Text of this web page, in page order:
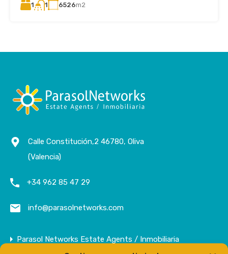
1 1 6526m2
Calle Constitución,2 46780, Oliva
(Valencia)
+34 962 85 47 29
info@parasolnetworks.com
Parasol Networks Estate Agents / Inmobiliaria